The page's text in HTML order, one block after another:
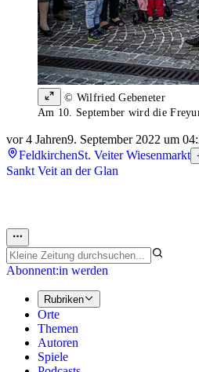
© Wilfried Gebeneter
Am 10. September wird die
vor 4 Jahren9. September 2022 um
FeldkirchenSt. Veiter Wiesenmarkt
Sankt Veit an der Glan
Abonnent:in werden
Rubriken
Orte
Themen
Autoren
Spiele